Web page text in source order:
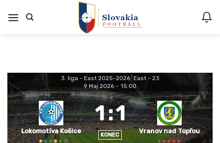
na
3. liga - East 2025-2026 East - 23
9 Maj 2026 - 15:00
Lokomotíva Košice
1:1
KONEC
Vranov nad Topľou